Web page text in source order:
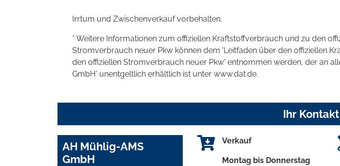
Irrtum und Zwischenverkauf vorbehalten.
* Weitere Informationen zum offiziellen Kraftstoffverbrauch und zu den
Stromverbrauch neuer Pkw können dem 'Leitfaden über den offiziellen
den offiziellen Stromverbrauch neuer Pkw' entnommen werden, der an
GmbH' unentgeltlich erhältlich ist unter www.dat.de.
Ihr
AH Mühlig-AMS
GmbH
Verkauf
Montag bis Donnerstag